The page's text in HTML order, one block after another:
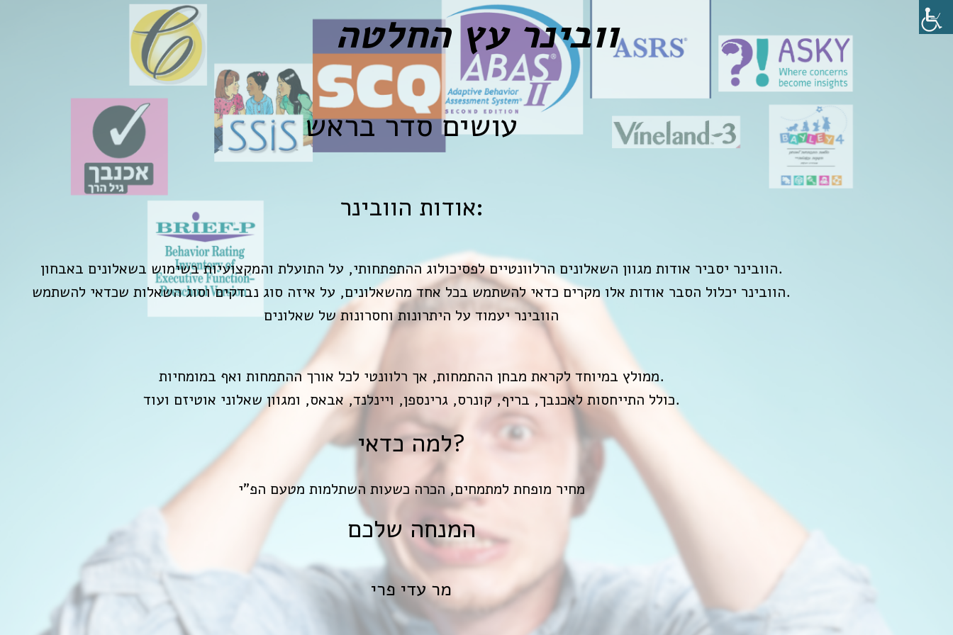
וובינר עץ החלטה
עושים סדר בראש
אודות הוובינר:
הוובינר יסביר אודות מגוון השאלונים הרלוונטיים לפסיכולוג ההתפתחותי, על התועלת והמקצועיות בשימוש בשאלונים באבחון.
הוובינר יכלול הסבר אודות אלו מקרים כדאי להשתמש בכל אחד מהשאלונים, על איזה סוג נבדקים וסוג השאלות שכדאי להשתמש.
הוובינר יעמוד על היתרונות וחסרונות של שאלונים
ממולץ במיוחד לקראת מבחן ההתמחות, אך רלוונטי לכל אורך ההתמחות ואף במומחיות.
כולל התייחסות לאכנבך, בריף, קונרס, גרינספן, ויינלנד, אבאס, ומגוון שאלוני אוטיזם ועוד.
למה כדאי?
מחיר מופחת למתמחים, הכרה כשעות השתלמות מטעם הפ"י
המנחה שלכם
מר עדי פרי